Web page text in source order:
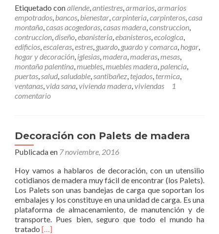
o
c
o
n
n
u
e
s
t
p
r
a
.
e
r
m
á
s
U
n
a
c
e
m
e
r
a
m
e
Etiquetado conallende,antiestres,armarios,armarios
empotrados, bancos, bienestar,carpinteria,carpinteros,casa
montaña,casas acogedoras,casas madera,construccion,
contruccion,diseño,ebanisteria,ebanisteros,ecologica,
edificios,escaleras,estres, guardo, guardo y comarca, hogar,
hogar y decoración, iglesias,madera,maderas,mesas,
montaña palentina,muebles,muebles madera,palencia,
puertas,salud,saludable,santibañez, tejados, termica,
ventanas,vida sana,vivienda madera,viviendas
1
comentario
Decoración con Palets de madera
Publicada en 7 noviembre, 2016
Hoy vamos a hablaros de decoración, con un utensilio
cotidianos de madera muy fácil de encontrar (los Palets).
Los Palets son unas bandejas de carga que soportan los
embalajes y los constituye en una unidad de carga. Es una
plataforma de almacenamiento, de manutención y de
transporte. Pues bien, seguro que todo el mundo ha
tratado L[…]